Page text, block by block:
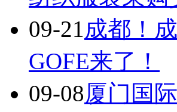
09-21成都！
GOFE来了！
09-08厦门国